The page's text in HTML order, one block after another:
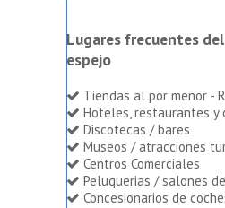
Lugares frecuentes
espejo
Tiendas al por menor -
Hoteles, restaurantes y
Discotecas / bares
Museos / atracciones
Centros Comerciales
Peluquerias / salones
Concesionarios de